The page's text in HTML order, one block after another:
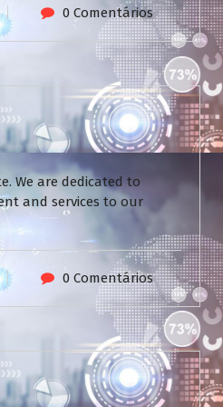
0 Comentários
We are dedicated to
and services to our
0 Comentários